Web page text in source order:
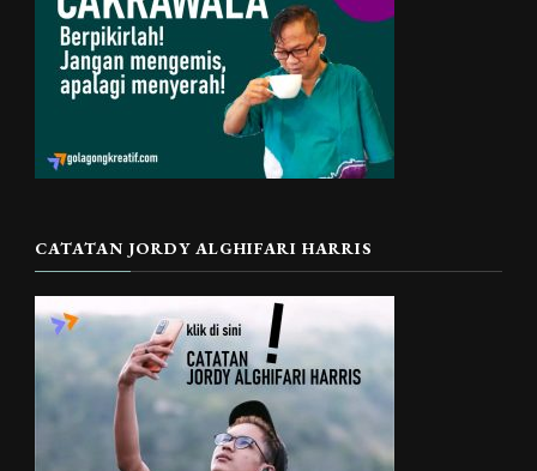
CATATAN JORDY ALGHIFARI HARRIS